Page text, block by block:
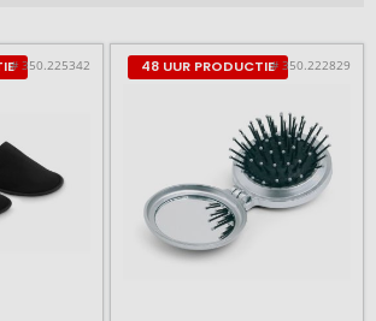
# 350.225342 48 UUR PRODUCTIE# 350.222829